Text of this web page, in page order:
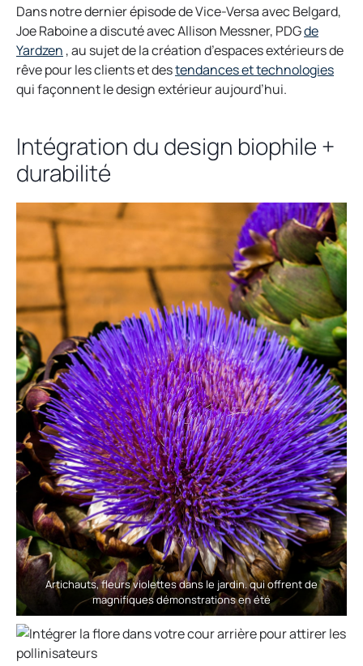
Dans notre dernier épisode de Vice-Versa avec Belgard,
Joe Raboine a discuté avec Allison Messner, PDGde
Yardzen , au sujet de la création d’espaces extérieurs de
rêve pour les clients et destendances et technologies
qui façonnent le design extérieur aujourd’hui.
Intégration du design biophile +
durabilité
Artichauts, fleurs violettes dans le jardin. qui offrent de
magnifiques démonstrations en été